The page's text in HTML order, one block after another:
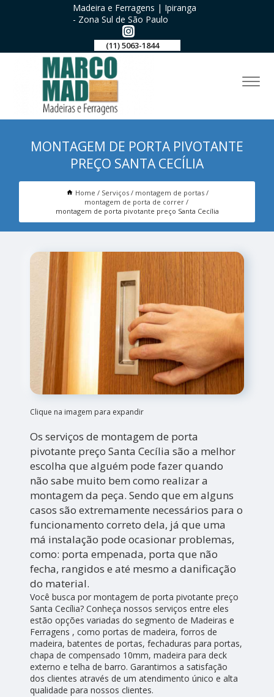
Madeira e Ferragens | Ipiranga
- Zona Sul de São Paulo
(11) 5063-1844
MONTAGEM DE PORTA PIVOTANTE
PREÇO SANTA CECÍLIA
Home Serviços
montagem de portas
montagem de porta de correr
montagem de porta pivotante preço Santa Cecília
Clique na imagem para expandir
Os serviços de montagem de porta
pivotante preço Santa Cecília são a melhor
escolha que alguém pode fazer quando
não sabe muito bem como realizar a
montagem da peça. Sendo que em alguns
casos são extremamente necessários para o
funcionamento correto dela, já que uma
má instalação pode ocasionar problemas,
como: porta empenada, porta que não
fecha, rangidos e até mesmo a danificação
do material.
Você busca por montagem de porta pivotante preço
Santa Cecília? Conheça nossos serviços entre eles
estão opções variadas do segmento de Madeiras e
Ferragens , como portas de madeira, forros de
madeira, batentes de portas, fechaduras para portas,
chapa de compensado 10mm, madeira para deck
externo e telha de barro. Garantimos a satisfação
dos clientes através de um atendimento único e alta
qualidade para nossos clientes.